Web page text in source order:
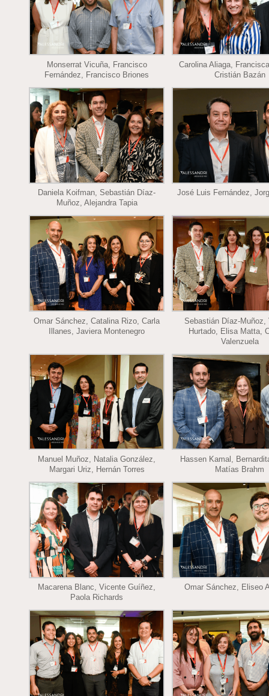
Monserrat Vicuña, Francisco
Fernández, Francisco Briones
Carolina Aliaga,
Cristián Bazán
Daniela Koifman, Sebastián Díaz-
Muñoz, Alejandra Tapia
José Luis Fernández,
Omar Sánchez, Catalina Rizo, Carla
Illanes, Javiera Montenegro
Sebastián Díaz-Muñoz,
Hurtado, Elisa Matta,
Valenzuela
Manuel Muñoz, Natalia González,
Margari Uriz, Hernán Torres
Hassen Kamal,
Matías Brahm
Macarena Blanc, Vicente Guíñez,
Paola Richards
Omar Sánchez, Eliseo